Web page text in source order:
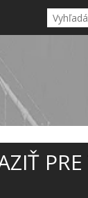
PRE